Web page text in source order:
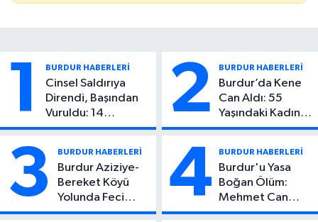
1 BURDUR HABERLERİ
Cinsel Saldırıya
Direndi, Başından
Vuruldu: 14
Yaşındaki Çocuktan
2 BURDUR HABERLERİ
Burdur’da Kene
Can Aldı: 55
Yaşındaki Kadın
Hayatını Kaybetti
3 BURDUR HABERLERİ
Burdur Aziziye-
Bereket Köyü
Yolunda Feci
Kaza: 1 Ölü, 2
4 BURDUR HABERLERİ
Burdur'u Yasa
Boğan Ölüm:
Mehmet Can
Atıcı Genç Yaşta